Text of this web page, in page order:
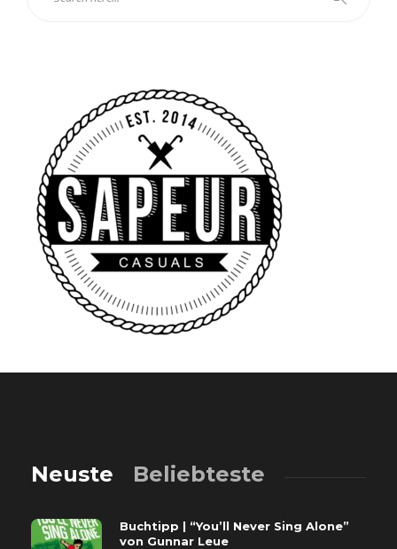
Neuste Beliebteste
Buchtipp | “You’ll Never Sing Alone”
von Gunnar Leue